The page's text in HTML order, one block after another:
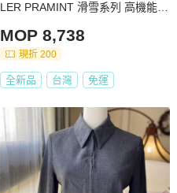
LER PRAMINT 滑雪系列 高機能
貨 L 原價72600
MOP 8,738
現折 200
全新品 台灣 免運